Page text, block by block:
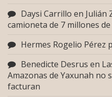
Daysi Carrillo en Julián
camioneta de 7 millones
Hermes Rogelio Pérez
Benedicte Desrus en
Amazonas de Yaxunah no
facturan